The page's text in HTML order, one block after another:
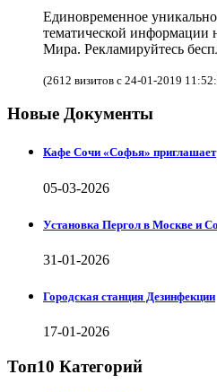
Единовременное
тематической информации
Мира. Рекламируйтесь
(2612 визитов с 24-01-2019
Новые Документы
Кафе Сочи «Софья» приглашает
05-03-2026
Установка Пергол в Москве и
31-01-2026
Городская станция Дезинфекции
17-01-2026
Топ10 Категорий